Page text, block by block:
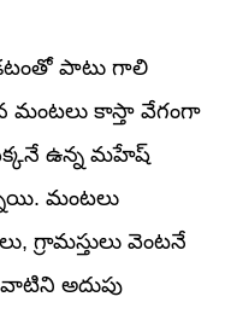
పాటు గాలి
కాస్తా వేగంగా
ఉన్న మహేష్
మంటలు
గ్రామస్తులు వెంటనే
వాటిని అదుపు